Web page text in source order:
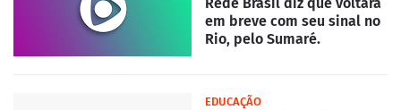
em breve com seu sinal no
Rio, pelo Sumaré.
EDUCAÇÃO